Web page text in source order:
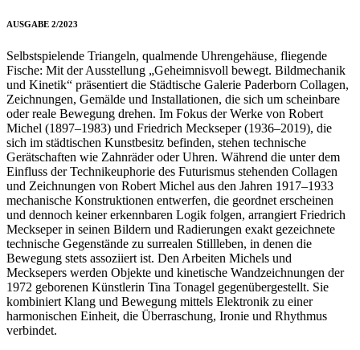
AUSGABE 2/2023
Selbstspielende Triangeln, qualmende Uhrengehäuse, fliegende
Fische: Mit der Ausstellung „Geheimnisvoll bewegt. Bildmechanik
und Kinetik“ präsentiert die Städtische Galerie Paderborn Collagen,
Zeichnungen, Gemälde und Installationen, die sich um scheinbare
oder reale Bewegung drehen. Im Fokus der Werke von Robert
Michel (1897–1983) und Friedrich Meckseper (1936–2019), die
sich im städtischen Kunstbesitz befinden, stehen technische
Gerätschaften wie Zahnräder oder Uhren. Während die unter dem
Einfluss der Technikeuphorie des Futurismus stehenden Collagen
und Zeichnungen von Robert Michel aus den Jahren 1917–1933
mechanische Konstruktionen entwerfen, die geordnet erscheinen
und dennoch keiner erkennbaren Logik folgen, arrangiert Friedrich
Meckseper in seinen Bildern und Radierungen exakt gezeichnete
technische Gegenstände zu surrealen Stillleben, in denen die
Bewegung stets assoziiert ist. Den Arbeiten Michels und
Mecksepers werden Objekte und kinetische Wandzeichnungen der
1972 geborenen Künstlerin Tina Tonagel gegenübergestellt. Sie
kombiniert Klang und Bewegung mittels Elektronik zu einer
harmonischen Einheit, die Überraschung, Ironie und Rhythmus
verbindet.